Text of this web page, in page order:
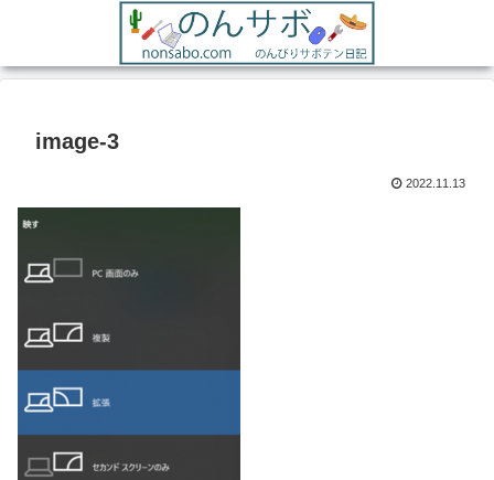
image-3
2022.11.13